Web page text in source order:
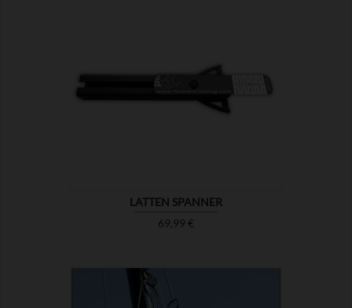
LATTEN SPANNER
Preis
69,99 €
ZEIGEN